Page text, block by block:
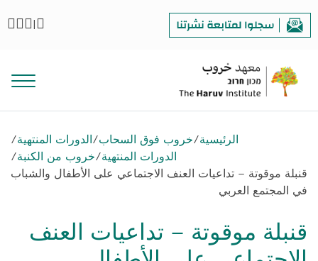
|
الرئيسية/خروب فوق السحاب/الدورات المنتهية/
الدورات المنتهية/خروب من الكنبة/
قنبلة موقوتة – تداعيات العنف الاجتماعي على الأطفال والشباب
في المجتمع العربي
قنبلة موقوتة – تداعيات العنف